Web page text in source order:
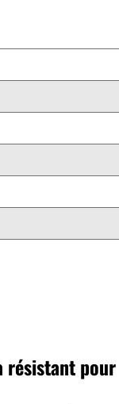
résistant pour